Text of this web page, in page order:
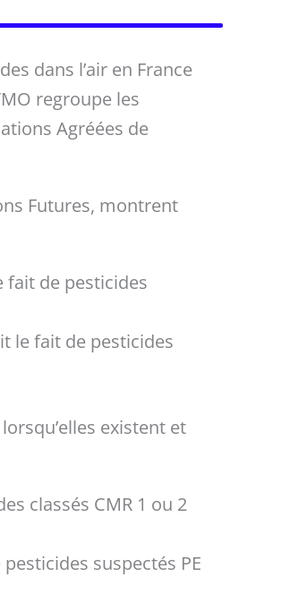
dans l’air en France
regroupe les
Agréées de
Futures, montrent
fait de pesticides
le fait de pesticides
existent et
classés CMR 1 ou 2
suspectés PE